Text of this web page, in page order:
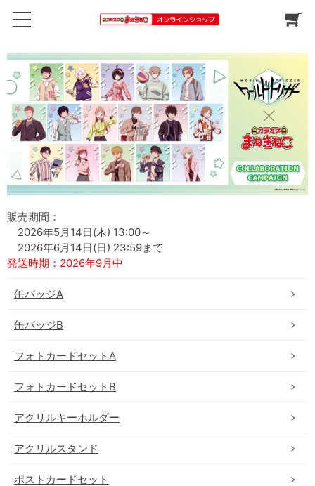
販売期間：
2026年5月14日(木) 13:00～
2026年6月14日(日) 23:59まで
発送時期：2026年9月中
缶バッジA
缶バッジB
フォトカードセットA
フォトカードセットB
アクリルキーホルダー
アクリルスタンド
ポストカードセット